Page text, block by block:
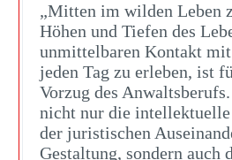
„Mitten im wilden Leben
Höhen und Tiefen des
unmittelbaren Kontakt mit
jeden Tag zu erleben, ist
Vorzug des
nicht nur die intellektuelle
der juristischen
Gestaltung, sondern auch